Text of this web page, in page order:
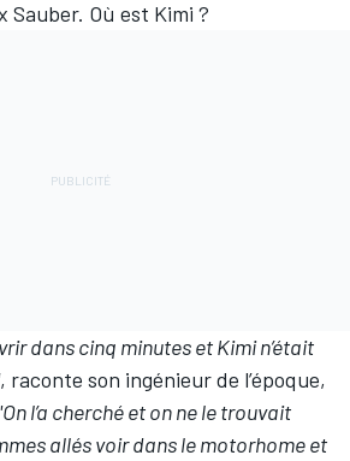
Sauber. Où est Kimi ?
dans cinq minutes et Kimi n’était
, raconte son ingénieur de l’époque,
l’a cherché et on ne le trouvait
allés voir dans le motorhome et